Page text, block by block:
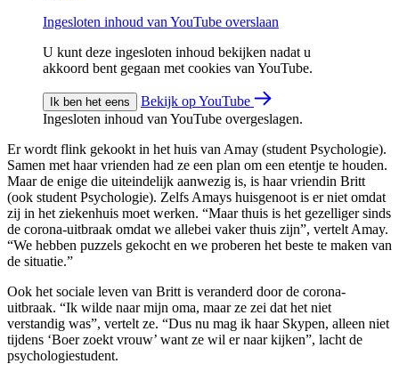
Ingesloten inhoud van YouTube overslaan
U kunt deze ingesloten inhoud bekijken nadat u
akkoord bent gegaan met cookies van YouTube.
Ik ben het eens
Bekijk op YouTube
Ingesloten inhoud van YouTube overgeslagen.
Er wordt flink gekookt in het huis van Amay (student Psychologie).
Samen met haar vrienden had ze een plan om een etentje te houden.
Maar de enige die uiteindelijk aanwezig is, is haar vriendin Britt
(ook student Psychologie). Zelfs Amays huisgenoot is er niet omdat
zij in het ziekenhuis moet werken. “Maar thuis is het gezelliger sinds
de corona-uitbraak omdat we allebei vaker thuis zijn”, vertelt Amay.
“We hebben puzzels gekocht en we proberen het beste te maken van
de situatie.”
Ook het sociale leven van Britt is veranderd door de corona-
uitbraak. “Ik wilde naar mijn oma, maar ze zei dat het niet
verstandig was”, vertelt ze. “Dus nu mag ik haar Skypen, alleen niet
tijdens ‘Boer zoekt vrouw’ want ze wil er naar kijken”, lacht de
psychologiestudent.